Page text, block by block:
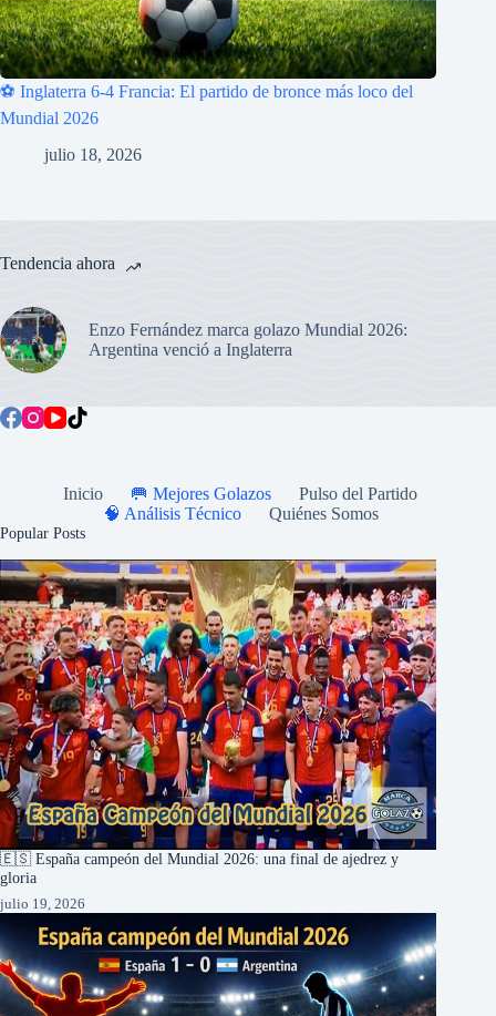
⚽ Inglaterra 6-4 Francia: El partido de bronce más loco del
Mundial 2026
julio 18, 2026
Tendencia ahora
Enzo Fernández marca golazo Mundial 2026:
Argentina venció a Inglaterra
Inicio 🥅 Mejores Golazos
Pulso del Partido
🧠 Análisis Técnico
Quiénes Somos
Popular Posts
🇪🇸 España campeón del Mundial 2026: una final de ajedrez y
gloria
julio 19, 2026